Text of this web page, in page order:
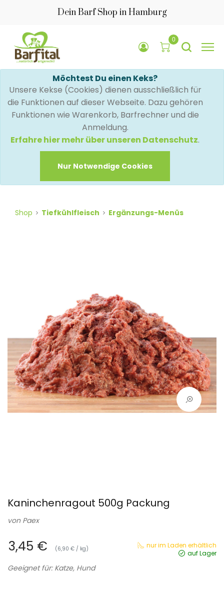
Dein Barf Shop in Hamburg
0
Möchtest Du einen Keks?
Unsere Kekse (Cookies) dienen ausschließlich für
die Funktionen auf dieser Webseite. Dazu gehören
Funktionen wie Warenkorb, Barfrechner und die
Anmeldung.
Erfahre hier mehr über unseren Datenschutz.
Nur Notwendige Cookies
Shop Tiefkühlfleisch Ergänzungs-Menüs
Kaninchenragout 500g Packung
von Paex
3,45 € (6,90 € / kg)
nur im Laden erhältlich
auf Lager
Geeignet für: Katze, Hund